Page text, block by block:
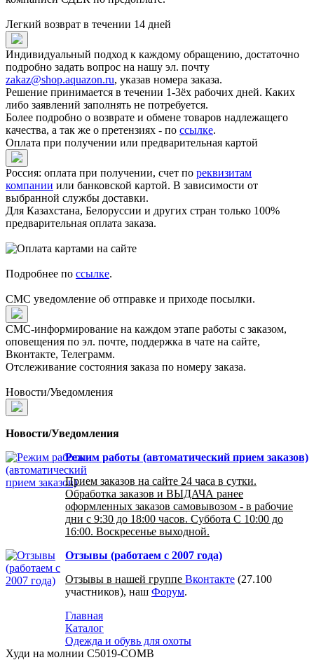
Легкий возврат в течении 14 дней
Индивидуальный подход к каждому обращению, достаточно
подробно задать вопрос на нашу эл. почту
zakaz@shop.aquazon.ru, указав номера заказа.
Решение принимается в течении 1-3ёх рабочих дней. Каких
либо заявлений заполнять не потребуется.
Более подробно о возврате и обмене товаров надлежащего
качества, а так же о претензиях - по ссылке.
Оплата при получении или предварительная картой
Россия: оплата при получении, счет по реквизитам
компании или банковской картой. В зависимости от
выбранной службы доставки.
Для Казахстана, Белоруссии и других стран только 100%
предварительная оплата заказа.
Подробнее по ссылке.
СМС уведомление об отправке и приходе посылки.
СМС-информирование на каждом этапе работы с заказом,
оповещения по эл. почте, поддержка в чате на сайте,
Вконтакте, Телеграмм.
Отслеживание состояния заказа по номеру заказа.
Новости/Уведомления
Новости/Уведомления
Режим работы (автоматический прием заказов)
Прием заказов на сайте 24 часа в сутки.
Обработка заказов и ВЫДАЧА ранее
оформленных заказов самовывозом - в рабочие
дни с 9:30 до 18:00 часов. Суббота С 10:00 до
16:00. Воскресенье выходной.
Отзывы (работаем с 2007 года)
Отзывы в нашей группе Вконтакте (27.100
участников), наш Форум.
Главная
Каталог
Одежда и обувь для охоты
Худи на молнии C5019-COMB